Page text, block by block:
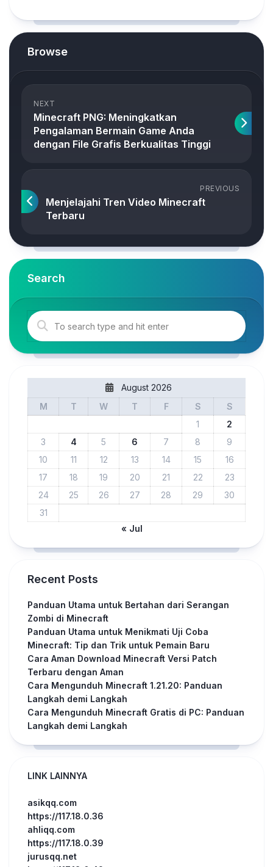
Browse
NEXT
Minecraft PNG: Meningkatkan
Pengalaman Bermain Game Anda
dengan File Grafis Berkualitas Tinggi
PREVIOUS
Menjelajahi Tren Video Minecraft
Terbaru
Search
August 2026
M
T W T F S
S
1
2
3
4 5 6 7 8
9
10
11 12 13 14 15
16
17
18 19 20 21 22
23
24
25 26 27 28 29
30
31
« Jul
Recent Posts
Panduan Utama untuk Bertahan dari Serangan
Zombi di Minecraft
Panduan Utama untuk Menikmati Uji Coba
Minecraft: Tip dan Trik untuk Pemain Baru
Cara Aman Download Minecraft Versi Patch
Terbaru dengan Aman
Cara Mengunduh Minecraft 1.21.20: Panduan
Langkah demi Langkah
Cara Mengunduh Minecraft Gratis di PC: Panduan
Langkah demi Langkah
LINK LAINNYA
asikqq.com
https://117.18.0.36
ahliqq.com
https://117.18.0.39
jurusqq.net